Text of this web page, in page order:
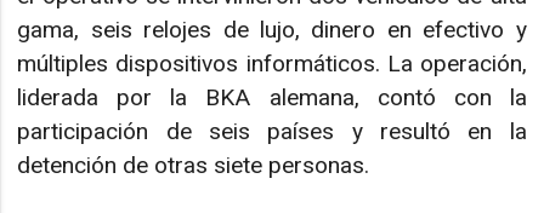
gama, seis relojes de lujo, dinero en efectivo y
múltiples dispositivos informáticos. La operación,
liderada por la BKA alemana, contó con la
participación de seis países y resultó en la
detención de otras siete personas.